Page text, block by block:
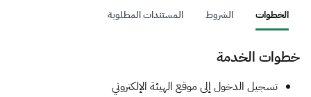
الخطوات الشروط المستندات المطلوبة
خطوات الخدمة
​​​تسجيل الدخول إلى موقع الهيئة الإلكتروني